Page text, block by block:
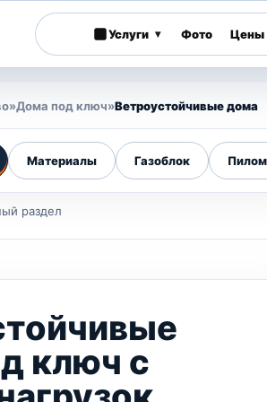
Услуги ▾ Фото Цены
»Дома под ключ»Ветроустойчивые дома
дома
Материалы Газоблок
раздел
ключ с